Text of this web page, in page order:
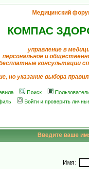
Медицинский
КОМПАС
управление в
персональное и
консультации
но указание выбора
Поиск
Войти и проверить
Введите ваше
Имя: